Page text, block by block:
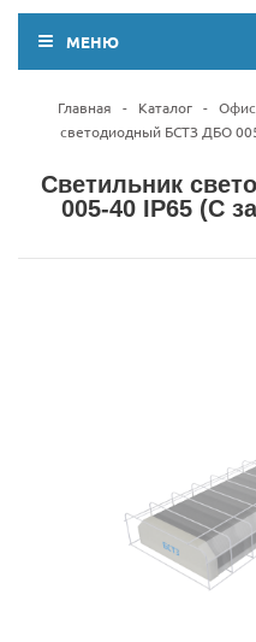
МЕНЮ
Главная - Каталог -
светодиодный БСТЗ ДБО
Светильник
005-40 IP65 (С